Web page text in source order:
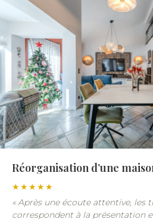
Réorganisation d’une
★★★★★
«Après une écoute attentive, les
correspondent à la présentation